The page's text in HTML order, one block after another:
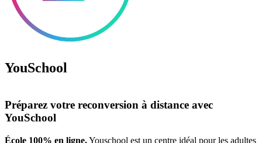
YouSchool
Préparez votre reconversion à distance avec
YouSchool
École 100% en ligne,Youschool est un centre idéal pour les adultes